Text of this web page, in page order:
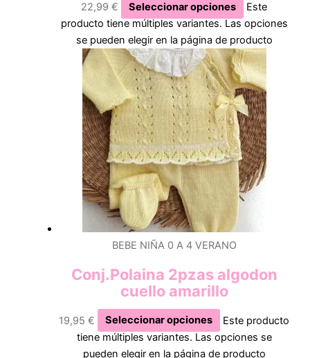
22,99€ Seleccionar opciones
Este
producto tiene múltiples variantes. Las opciones
se pueden elegir en la página de producto
BEBE NIÑA 0 A 4 VERANO
Conj.Polaina 2pzas algodon
cuello amarillo
19,95€ Seleccionar opciones
Este producto
tiene múltiples variantes. Las opciones se
pueden elegir en la página de producto